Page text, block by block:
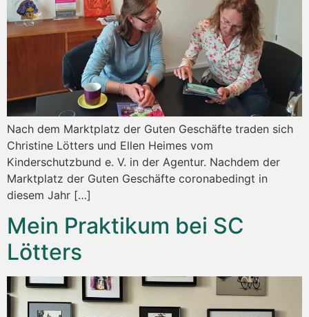
Nach dem Marktplatz der Guten Geschäfte traden sich
Christine Lötters und Ellen Heimes vom
Kinderschutzbund e. V. in der Agentur. Nachdem der
Marktplatz der Guten Geschäfte coronabedingt in
diesem Jahr […]
Mein Praktikum bei SC
Lötters